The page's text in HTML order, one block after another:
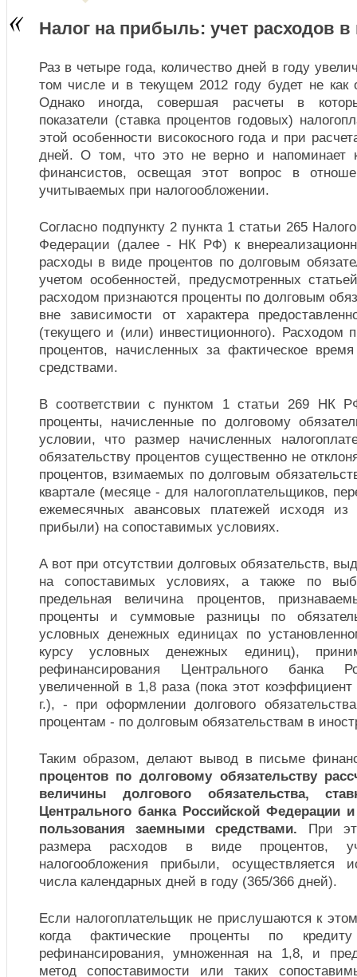
Налог на прибыль: учет расходов
Раз в четыре года, количество дней в году
том числе и в текущем 2012 году будет не
Однако иногда, совершая расчеты в
показатели (ставка процентов годовых)
этой особенности високосного года и при
дней. О том, что это не верно и напоминает
финансистов, освещая этот вопрос в
учитываемых при налогообложении.
Согласно подпункту 2 пункта 1 статьи 265
Федерации (далее - НК РФ) к
расходы в виде процентов по долговым
учетом особенностей, предусмотренных
расходом признаются проценты по долговым
вне зависимости от характера
(текущего и (или) инвестиционного). Расходом
процентов, начисленных за фактическое
средствами.
В соответствии с пунктом 1 статьи 269 НК
проценты, начисленные по долговому
условии, что размер начисленных
обязательству процентов существенно не
процентов, взимаемых по долговым
квартале (месяце - для налогоплательщиков,
ежемесячных авансовых платежей исходя из
прибыли) на сопоставимых условиях.
А вот при отсутствии долговых обязательств,
на сопоставимых условиях, а также по
предельная величина процентов,
проценты и суммовые разницы по
условных денежных единицах по
курсу условных денежных единиц),
рефинансирования Центрального банка
увеличенной в 1,8 раза (пока этот коэффициент
г.), - при оформлении долгового
процентам - по долговым обязательствам в
Таким образом, делают вывод в письме
процентов по долговому обязательству
величины долгового обязательства,
Центрального банка Российской Федерации
пользования заемными средствами. При
размера расходов в виде процентов,
налогообложения прибыли, осуществляется
числа календарных дней в году (365/366 дней).
Если налогоплательщик не прислушаются к
когда фактические проценты по
рефинансирования, умноженная на 1,8, и
метод сопоставимости или таких